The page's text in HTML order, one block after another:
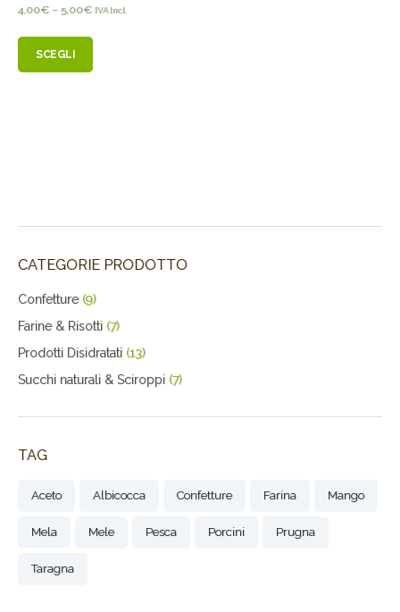
4,00€ – 5,00€ IVA Incl.
SCEGLI
CATEGORIE PRODOTTO
Confetture (9)
Farine & Risotti (7)
Prodotti Disidratati (13)
Succhi naturali & Sciroppi (7)
TAG
Aceto Albicocca Confetture Farina Mango
Mela Mele Pesca Porcini Prugna
Taragna